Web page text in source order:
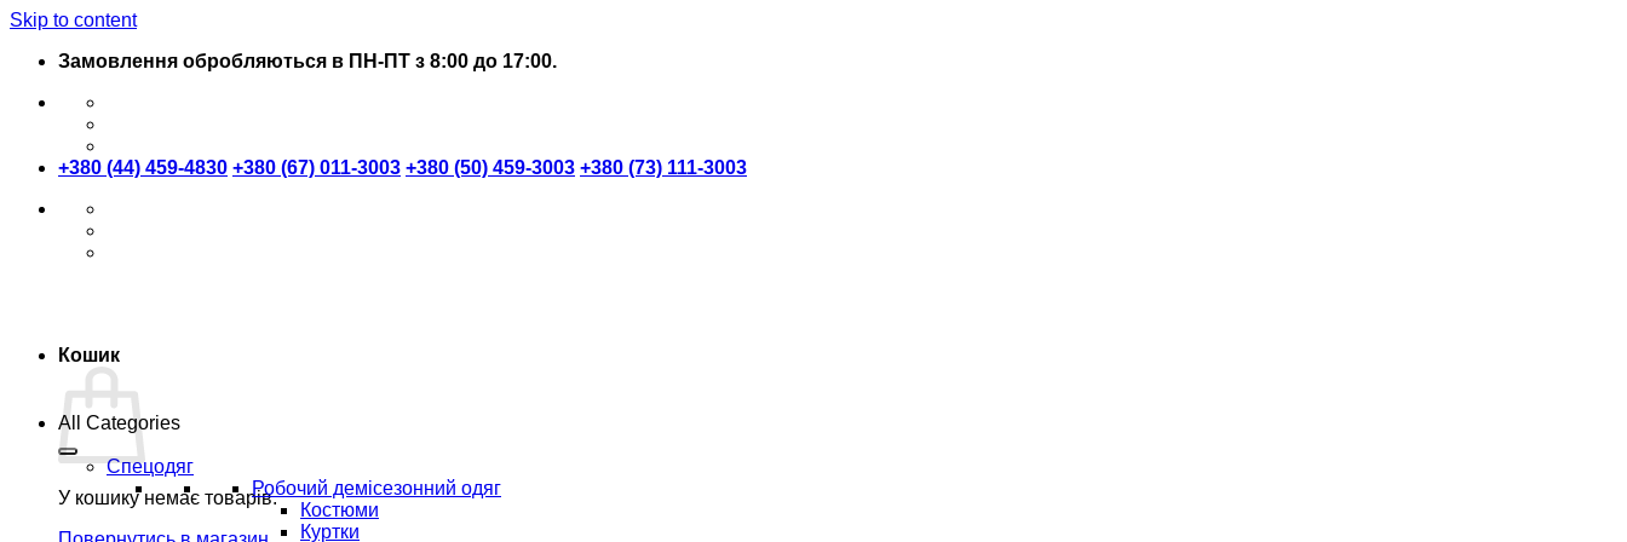
Skip to content
Замовлення обробляються в ПН-ПТ з 8:00 до 17:00.
+380 (44) 459-4830 +380 (67) 011-3003 +380 (50) 459-3003 +380 (73) 111-3003
Кошик
У кошику немає товарів.
All Categories
Спецодяг
Робочий демісезонний одяг
Костюми
Куртки